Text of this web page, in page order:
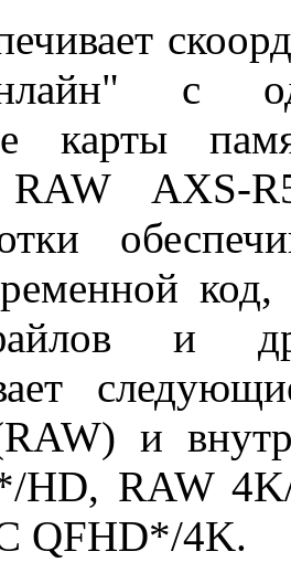
с
карты
RAW AXS-
и
и
HD, RAW
QFHD*/4K.